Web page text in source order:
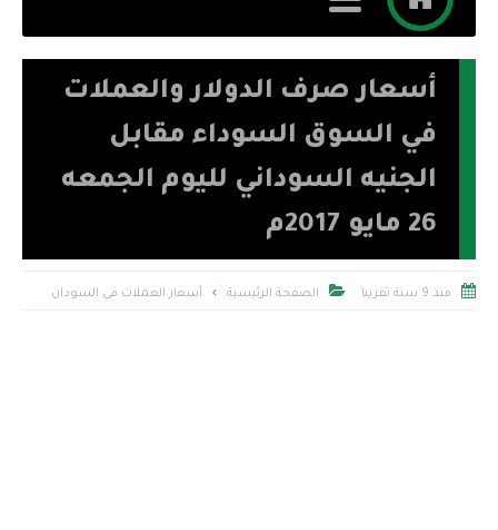
أسعار صرف الدولار والعملات
في السوق السوداء مقابل
الجنيه السوداني لليوم الجمعه
26 مايو 2017م
 منذ 9 سنة تقريبا  الصفحة الرئيسية أسعار العملات في السودان